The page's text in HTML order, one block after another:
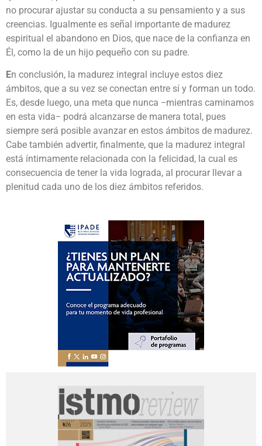
no procurar ajustar su conducta a su pensamiento y a sus
creencias. Igualmente es señal importante de madurez
espiritual el abandono en Dios, que nace de la confianza en
Él, como la de un hijo pequeño con su padre.
En conclusión, la madurez integral incluye estos diez
ámbitos, que a su vez se conectan entre sí y forman un todo.
Es, desde luego, una meta que nunca −mientras caminamos
en esta vida− podrá alcanzarse de manera total, pues
siempre será posible avanzar en estos ámbitos de madurez.
Cabe también advertir, finalmente, que la madurez integral
está íntimamente relacionada con la felicidad, la cual es
consecuencia de tener la vida lograda, al procurar llevar a
plenitud cada uno de los diez ámbitos referidos.